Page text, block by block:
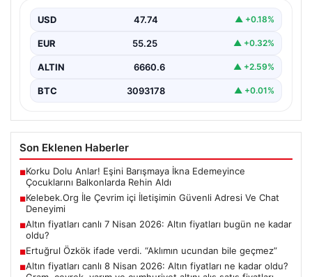
kurması büyük bir hassasiyet ifade etmektedir.
Güncel…
USD 47.74 ▲ +0.18%
EUR 55.25 ▲ +0.32%
ALTIN 6660.6 ▲ +2.59%
BTC 3093178 ▲ +0.01%
Son Eklenen Haberler
■Korku Dolu Anlar! Eşini Barışmaya İkna Edemeyince
Çocuklarını Balkonlarda Rehin Aldı
■Kelebek.Org İle Çevrim içi İletişimin Güvenli Adresi Ve Chat
Deneyimi
■Altın fiyatları canlı 7 Nisan 2026: Altın fiyatları bugün ne kadar
oldu?
■Ertuğrul Özkök ifade verdi. “Aklımın ucundan bile geçmez”
■Altın fiyatları canlı 8 Nisan 2026: Altın fiyatları ne kadar oldu?